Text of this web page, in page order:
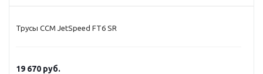
Трусы CCM JetSpeed FT6 SR
19 670 руб.